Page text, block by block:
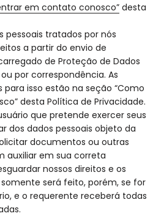
em contato conosco” desta
pessoais tratados por nós
a partir do envio de
de Proteção de Dados
por correspondência. As
isso estão na seção “Como
desta Política de Privacidade.
que pretende exercer seus
dos dados pessoais objeto da
documentos ou outras
auxiliar em sua correta
nossos direitos e os
será feito, porém, se for
e o requerente receberá todas